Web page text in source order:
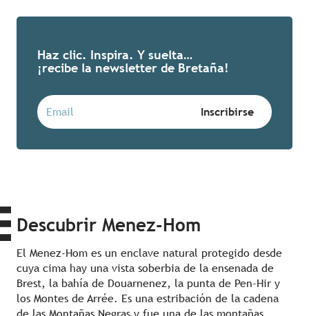
Haz clic. Inspira. Y suelta…
¡recibe la newsletter de Bretaña!
Descubrir Menez-Hom
El Menez-Hom es un enclave natural protegido desde
cuya cima hay una vista soberbia de la ensenada de
Brest, la bahía de Douarnenez, la punta de Pen-Hir y
los Montes de Arrée. Es una estribación de la cadena